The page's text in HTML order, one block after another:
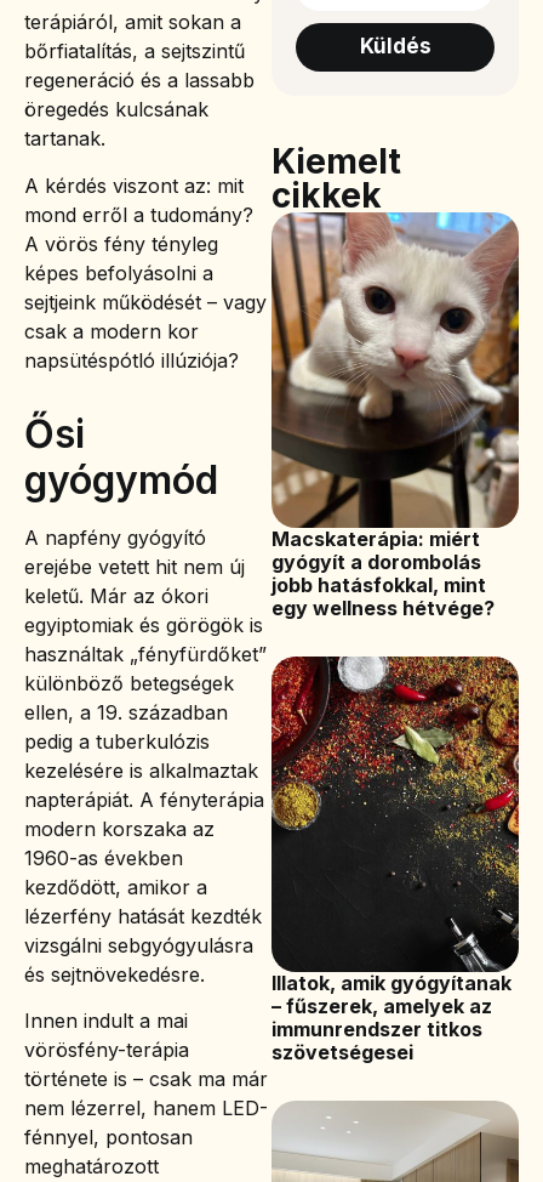
terápiáról, amit sokan a
bőrfiatalítás, a sejtszintű
regeneráció és a lassabb
öregedés kulcsának
tartanak.
A kérdés viszont az: mit
mond erről a tudomány?
A vörös fény tényleg
képes befolyásolni a
sejtjeink működését – vagy
csak a modern kor
napsütéspótló illúziója?
Ősi
gyógymód
A napfény gyógyító
erejébe vetett hit nem új
keletű. Már az ókori
egyiptomiak és görögök is
használtak „fényfürdőket”
különböző betegségek
ellen, a 19. században
pedig a tuberkulózis
kezelésére is alkalmaztak
napterápiát. A fényterápia
modern korszaka az
1960-as években
kezdődött, amikor a
lézerfény hatását kezdték
vizsgálni sebgyógyulásra
és sejtnövekedésre.
Innen indult a mai
vörösfény-terápia
története is – csak ma már
nem lézerrel, hanem LED-
fénnyel, pontosan
meghatározott
Küldés
Kiemelt
cikkek
Macskaterápia: miért
gyógyít a dorombolás
jobb hatásfokkal, mint
egy wellness hétvége?
Illatok, amik gyógyítanak
– fűszerek, amelyek az
immunrendszer titkos
szövetségesei